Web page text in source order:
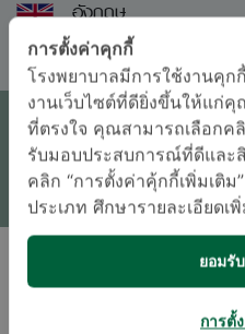
อังกฤษ
ติดต่อ
* เจ้าหน้าที่ของโรงพยาบ
การตั้งค่าคุกกี้
โรงพยาบาลมีการใช้งานคุ
งานเว็บไซต์ที่ดียิ่งขึ้นให้แก่
ที่ตรงใจ คุณสามารถเลือกค
รับมอบประสบการณ์ที่ดีและ
คลิก “การตั้งค่าคุ้กกี้เพิ่มเติม
ประเภท ศึกษารายละเอียดเ
ยอมรั
การตั้